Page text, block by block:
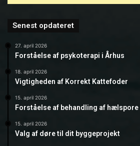
Senest opdateret
27. april 2026
Forståelse af psykoterapi i Århus
18. april 2026
Vigtigheden af Korrekt Kattefoder
15. april 2026
Forståelse af behandling af hælspore
15. april 2026
Valg af døre til dit byggeprojekt